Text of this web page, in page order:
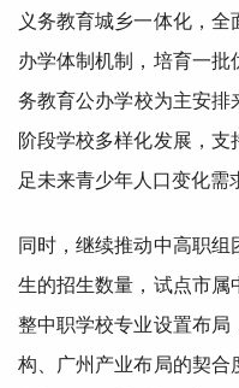
义务教育城乡一体化，
办学体制机制，培育一
务教育公办学校为主安排
阶段学校多样化发展，
足未来青少年人口变化需
同时，继续推动中高职
生的招生数量，试点市
整中职学校专业设置布
构、广州产业布局的契